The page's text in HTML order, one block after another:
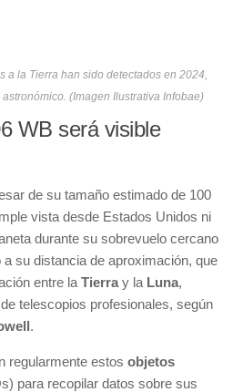
a la Tierra han sido detectados en 2024,
(Imagen Ilustrativa Infobae)
WB será visible
de su tamaño estimado de 100
vista desde Estados Unidos ni
durante su sobrevuelo cercano
su distancia de aproximación, que
entre la Tierra y la Luna,
telescopios profesionales, según
.
regularmente estos objetos
para recopilar datos sobre sus